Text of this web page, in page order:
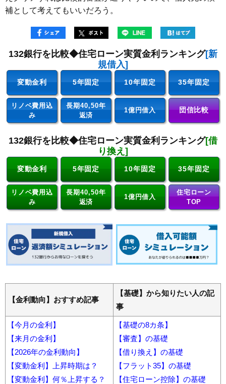
補として考えてもいいだろう。
132銀行を比較◆住宅ローン実質金利ランキング[新
規借入]
変動金利 5年固定 10年固定 35年固定
リノベ費用込
み
長期40,50年
返済
1億円借入 団信比較
132銀行を比較◆住宅ローン実質金利ランキング[借
り換え]
変動金利 5年固定 10年固定 35年固定
リノベ費用込
み
長期40,50年
返済
1億円借入
住宅ローン
TOP
【金利動向】おすすめ記事
【基礎】から知りたい人の記
事
【今月の金利】
【来月の金利】
【2026年の金利動向】
【変動金利】上昇時期は？
【変動金利】何％上昇する？
【基礎の8カ条】
【審査】の基礎
【借り換え】の基礎
【フラット35】の基礎
【住宅ローン控除】の基礎